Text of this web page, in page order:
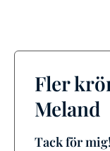
Fler
Meland
Tack för mig!